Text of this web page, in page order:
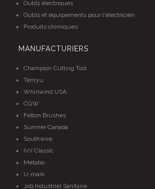
Outils électriques
Outils et équipements pour l'électricien
Produits chimiques
MANUFACTURIERS
Champion Cutting Tool
Tenryu
Whirlwind USA
CGW
Felton Brushes
Sumner Canada
Southwire
IVY Classic
Metabo
U-mark
Job Industriel Sanitaire